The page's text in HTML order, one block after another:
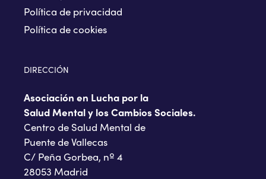
Política de privacidad
Política de cookies
DIRECCIÓN
Asociación en Lucha por la
Salud Mental y los Cambios Sociales.
Centro de Salud Mental de
Puente de Vallecas
C/ Peña Gorbea, nº 4
28053 Madrid